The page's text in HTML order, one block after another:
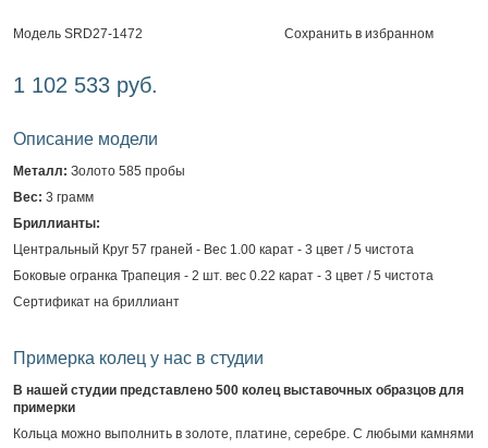
Модель SRD27-1472 Сохранить в избранном
1 102 533 руб.
Описание модели
Металл: Золото 585 пробы
Вес: 3 грамм
Бриллианты:
Центральный Круг 57 граней - Вес 1.00 карат - 3 цвет / 5 чистота
Боковые огранка Трапеция - 2 шт. вес 0.22 карат - 3 цвет / 5 чистота
Сертификат на бриллиант
Примерка колец у нас в студии
В нашей студии представлено 500 колец выставочных образцов для
примерки
Кольца можно выполнить в золоте, платине, серебре. С любыми камнями